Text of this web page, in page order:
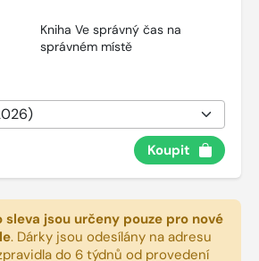
Kniha Ve správný čas na
správném místě
Koupit
sleva jsou určeny pouze pro nové
. Dárky jsou odesílány na adresu
do 6 týdnů od provedení